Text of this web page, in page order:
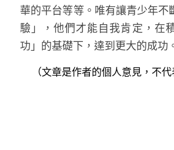
華的平台等等。唯有讓青少年不
驗」，他們才能自我肯定，在
功」的基礎下，達到更大的成功
（文章是作者的個人意見，不代